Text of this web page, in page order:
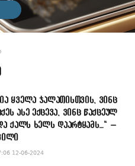
ყველა ჯალათისთვის, ვინც
ასე ექცევა, ვინც წაქცეულ
ქალს ხელს დაარტყამს…“ –
12-06-2024